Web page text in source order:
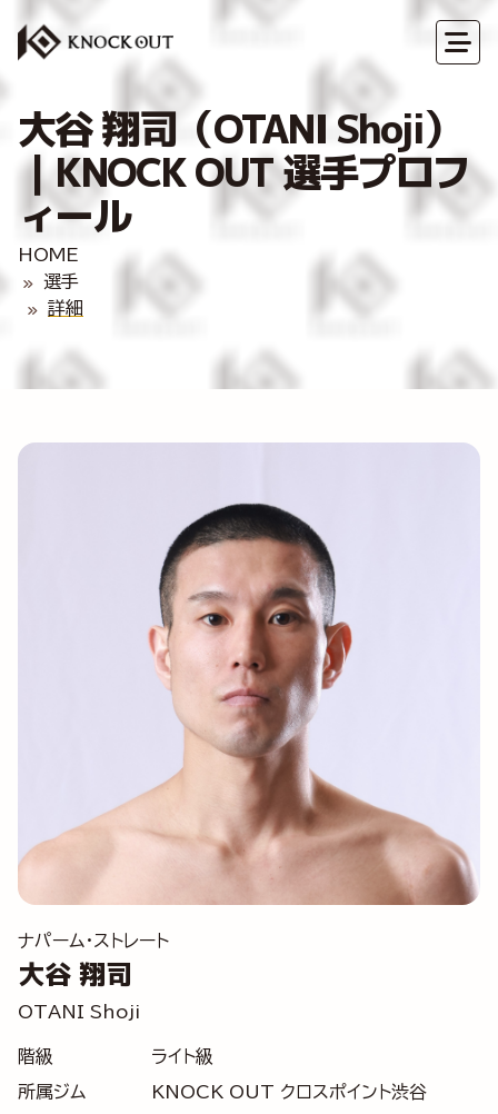
大谷 翔司（OTANI Shoji）
｜KNOCK OUT 選手プロフ
ィール
HOME
選手
詳細
ナパーム・ストレート
大谷 翔司
OTANI Shoji
階級
ライト級
所属ジム
KNOCK OUT クロスポイント渋谷